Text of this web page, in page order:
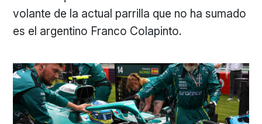
volante de la actual parrilla que no ha sumado
es el argentino Franco Colapinto.